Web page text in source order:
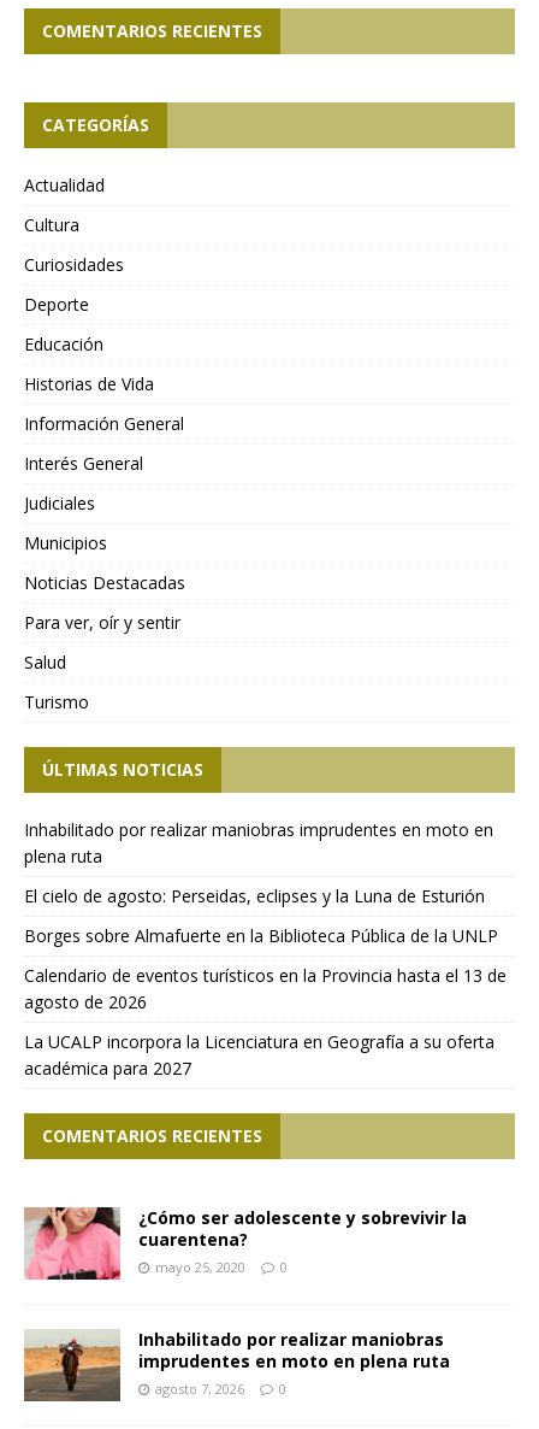
COMENTARIOS RECIENTES
CATEGORÍAS
Actualidad
Cultura
Curiosidades
Deporte
Educación
Historias de Vida
Información General
Interés General
Judiciales
Municipios
Noticias Destacadas
Para ver, oír y sentir
Salud
Turismo
ÚLTIMAS NOTICIAS
Inhabilitado por realizar maniobras imprudentes en moto en
plena ruta
El cielo de agosto: Perseidas, eclipses y la Luna de Esturión
Borges sobre Almafuerte en la Biblioteca Pública de la UNLP
Calendario de eventos turísticos en la Provincia hasta el 13 de
agosto de 2026
La UCALP incorpora la Licenciatura en Geografía a su oferta
académica para 2027
COMENTARIOS RECIENTES
¿Cómo ser adolescente y sobrevivir la
cuarentena?
mayo 25, 2020 0
Inhabilitado por realizar maniobras
imprudentes en moto en plena ruta
agosto 7, 2026 0